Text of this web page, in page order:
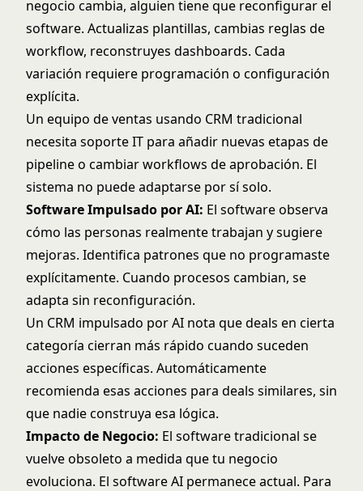
negocio cambia, alguien tiene que reconfigurar el
software. Actualizas plantillas, cambias reglas de
workflow, reconstruyes dashboards. Cada
variación requiere programación o configuración
explícita.
Un equipo de ventas usando CRM tradicional
necesita soporte IT para añadir nuevas etapas de
pipeline o cambiar workflows de aprobación. El
sistema no puede adaptarse por sí solo.
Software Impulsado por AI: El software observa
cómo las personas realmente trabajan y sugiere
mejoras. Identifica patrones que no programaste
explícitamente. Cuando procesos cambian, se
adapta sin reconfiguración.
Un CRM impulsado por AI nota que deals en cierta
categoría cierran más rápido cuando suceden
acciones específicas. Automáticamente
recomienda esas acciones para deals similares, sin
que nadie construya esa lógica.
Impacto de Negocio: El software tradicional se
vuelve obsoleto a medida que tu negocio
evoluciona. El software AI permanece actual. Para